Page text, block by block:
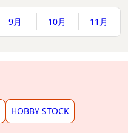
9月 10月 11月
HOBBY STOCK